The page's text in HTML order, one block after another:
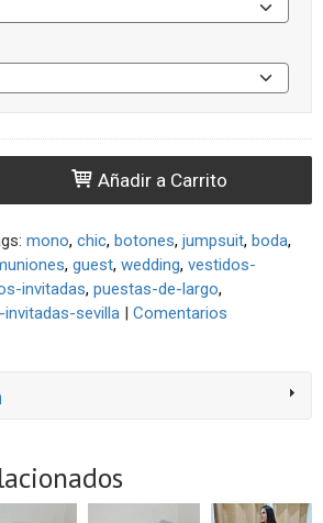
Añadir a Carrito
mono chic botones jumpsuit boda
guest wedding vestidos-
invitadas puestas-de-largo
sevilla | Comentarios